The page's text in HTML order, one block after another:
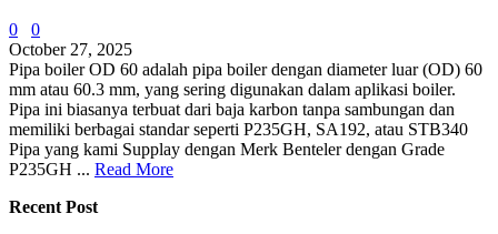
0
0
October 27, 2025
Pipa boiler OD 60 adalah pipa boiler dengan diameter luar (OD) 60
mm atau 60.3 mm, yang sering digunakan dalam aplikasi boiler.
Pipa ini biasanya terbuat dari baja karbon tanpa sambungan dan
memiliki berbagai standar seperti P235GH, SA192, atau STB340
Pipa yang kami Supplay dengan Merk Benteler dengan Grade
P235GH ... Read More
Recent Post